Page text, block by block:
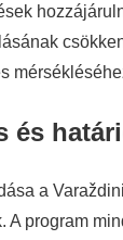
és
a
A program